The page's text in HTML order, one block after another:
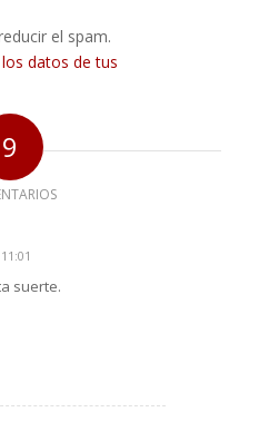
el spam.
datos de tus
9
suerte.